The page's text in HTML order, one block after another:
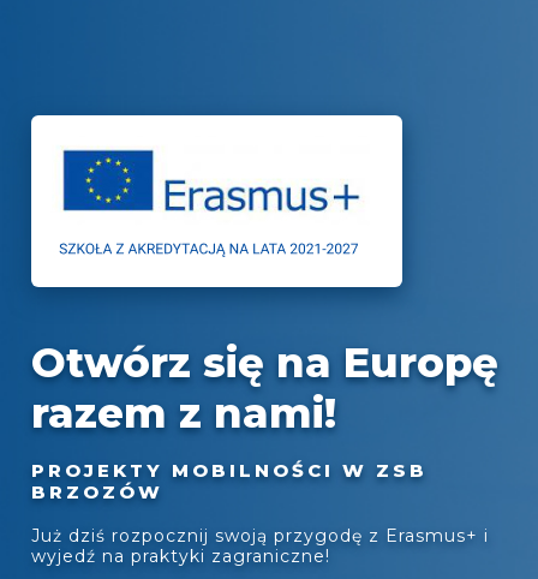
Otwórz się na Europę
razem z nami!
PROJEKTY MOBILNOŚCI W ZSB
BRZOZÓW
Już dziś rozpocznij swoją przygodę z Erasmus+ i
wyjedź na praktyki zagraniczne!